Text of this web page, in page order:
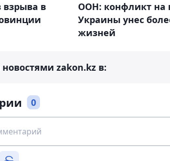
взрыва в
ООН: конфликт на
Украины унес
жизней
zakon.kz в:
0